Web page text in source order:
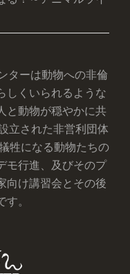
ターは動物への非倫
しくいられるような
と動物が穏やかに共
立された非営利団体
牲になる動物たちの
モ行進、及びそのプ
向け講習会とその後
。